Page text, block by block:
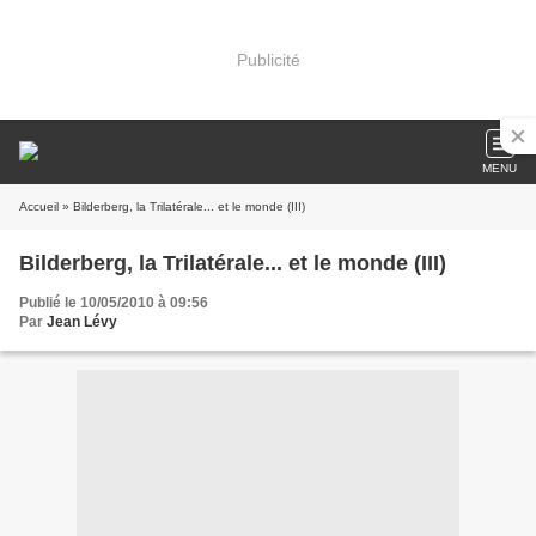
Publicité
MENU
Accueil » Bilderberg, la Trilatérale... et le monde (III)
Bilderberg, la Trilatérale... et le monde (III)
Publié le 10/05/2010 à 09:56
Par Jean Lévy